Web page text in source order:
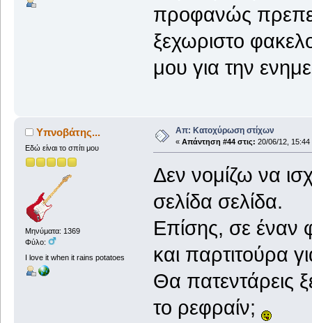
προφανώς
ξεχωριστο
μου για την
Υπνοβάτης...
Εδώ είναι το σπίτι μου
Μηνύματα: 1369
Φύλο:
I love it when it rains potatoes
Απ: Κατοχύρωση στίχων
« Απάντηση #44 στις: 20/06/12, 15:44
Δεν νομίζω να
σελίδα σελίδα.
Επίσης, σε έναν
και παρτιτούρα
Θα πατεντάρεις
το ρεφραίν;